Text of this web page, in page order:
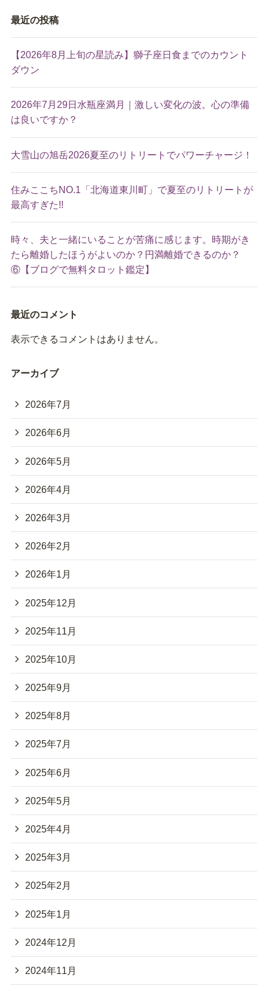
最近の投稿
【2026年8月上旬の星読み】獅子座日食までのカウント
ダウン
2026年7月29日水瓶座満月｜激しい変化の波。心の準備
は良いですか？
大雪山の旭岳2026夏至のリトリートでパワーチャージ！
住みここちNO.1「北海道東川町」で夏至のリトリートが
最高すぎた!!
時々、夫と一緒にいることが苦痛に感じます。時期がき
たら離婚したほうがよいのか？円満離婚できるのか？
⑥【ブログで無料タロット鑑定】
最近のコメント
表示できるコメントはありません。
アーカイブ
2026年7月
2026年6月
2026年5月
2026年4月
2026年3月
2026年2月
2026年1月
2025年12月
2025年11月
2025年10月
2025年9月
2025年8月
2025年7月
2025年6月
2025年5月
2025年4月
2025年3月
2025年2月
2025年1月
2024年12月
2024年11月